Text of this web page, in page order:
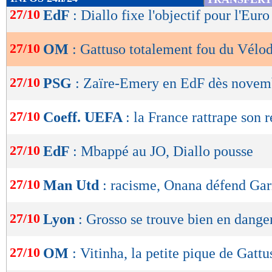
de
OK
27/10 EdF : Diallo fixe l'objectif pour l'Euro
27/10 OM : Gattuso totalement fou du
27/10 PSG : Zaïre-Emery en EdF dès
27/10 Coeff. UEFA : la France rattrape son
27/10 EdF : Mbappé au JO, Diallo pousse
27/10 Man Utd : racisme, Onana défend
27/10 Lyon : Grosso se trouve bien en
27/10 OM : Vitinha, la petite pique de